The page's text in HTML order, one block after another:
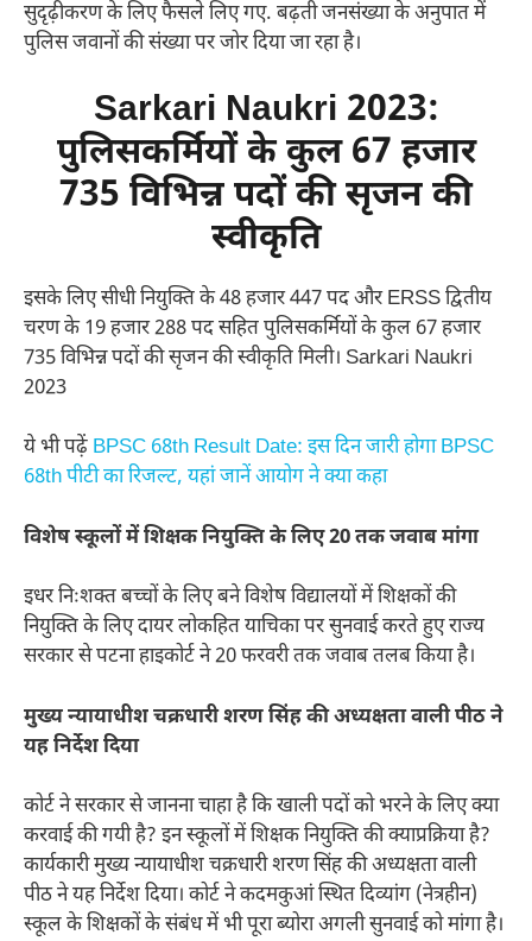
सुदृढ़ीकरण के लिए फैसले लिए गए. बढ़ती जनसंख्या के अनुपात में
पुलिस जवानों की संख्या पर जोर दिया जा रहा है।
Sarkari Naukri 2023:
पुलिसकर्मियों के कुल 67 हजार
735 विभिन्न पदों की सृजन की
स्वीकृति
इसके लिए सीधी नियुक्ति के 48 हजार 447 पद और ERSS द्वितीय
चरण के 19 हजार 288 पद सहित पुलिसकर्मियों के कुल 67 हजार
735 विभिन्न पदों की सृजन की स्वीकृति मिली। Sarkari Naukri
2023
ये भी पढ़ें BPSC 68th Result Date: इस दिन जारी होगा BPSC
68th पीटी का रिजल्ट, यहां जानें आयोग ने क्या कहा
विशेष स्कूलाें में शिक्षक नियुक्ति के लिए 20 तक जवाब मांगा
इधर निःशक्त बच्चों के लिए बने विशेष विद्यालयों में शिक्षकों की
नियुक्ति के लिए दायर लोकहित याचिका पर सुनवाई करते हुए राज्य
सरकार से पटना हाइकोर्ट ने 20 फरवरी तक जवाब तलब किया है।
मुख्य न्यायाधीश चक्रधारी शरण सिंह की अध्यक्षता वाली पीठ ने
यह निर्देश दिया
कोर्ट ने सरकार से जानना चाहा है कि खाली पदों को भरने के लिए क्या
करवाई की गयी है? इन स्कूलों में शिक्षक नियुक्ति की क्याप्रक्रिया है?
कार्यकारी मुख्य न्यायाधीश चक्रधारी शरण सिंह की अध्यक्षता वाली
पीठ ने यह निर्देश दिया। कोर्ट ने कदमकुआं स्थित दिव्यांग (नेत्रहीन)
स्कूल के शिक्षकों के संबंध में भी पूरा ब्योरा अगली सुनवाई को मांगा है।